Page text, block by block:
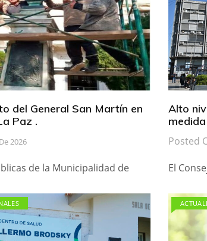
del General San Martín en
Paz .
2026
de la Municipalidad de
Alto
Posted
El